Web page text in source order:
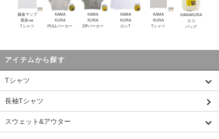
鎌倉マップ
寛多ver
Tシャツ
KAMA
KURA
PULLパーカー
KAMA
KURA
ZIPパーカー
KAMA
KURA
ロンT
KAMA
KURA
Tシャツ
KAMAKURA
エコ
バッグ
アイテムから探す
Tシャツ
長袖Tシャツ
スウェット&アウター